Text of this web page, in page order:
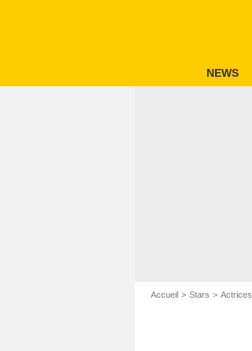
NEWS
Accueil Stars Actrices